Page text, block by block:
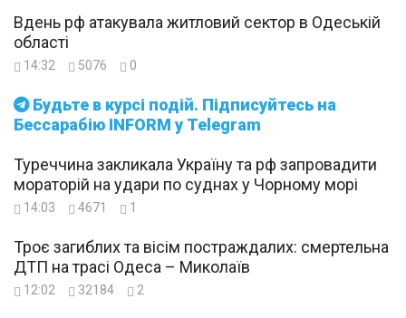
Будьте в курсі подій. Підписуйтесь на
Бессарабію INFORM у Telegram
Вдень рф атакувала житловий сектор в Одеській
області
14:32 5076 0
Туреччина закликала Україну та рф запровадити
мораторій на удари по суднах у Чорному морі
14:03 4671 1
Троє загиблих та вісім постраждалих: смертельна
ДТП на трасі Одеса – Миколаїв
12:02 32184 2